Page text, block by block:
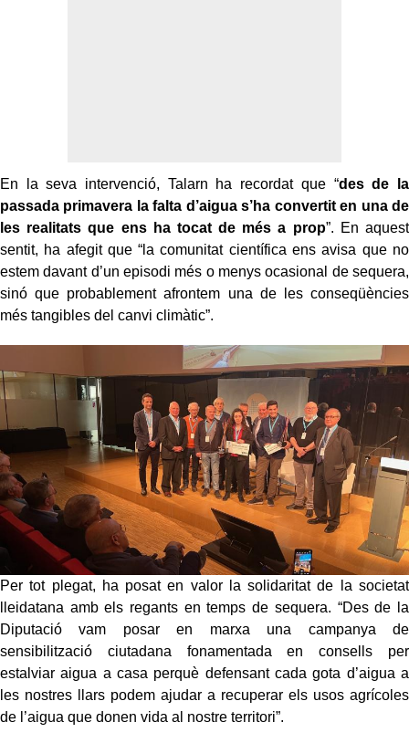
En la seva intervenció, Talarn ha recordat que “des de la
passada primavera la falta d’aigua s’ha convertit en una de
les realitats que ens ha tocat de més a prop”. En aquest
sentit, ha afegit que “la comunitat científica ens avisa que no
estem davant d’un episodi més o menys ocasional de sequera,
sinó que probablement afrontem una de les conseqüències
més tangibles del canvi climàtic”.
Per tot plegat, ha posat en valor la solidaritat de la societat
lleidatana amb els regants en temps de sequera. “Des de la
Diputació vam posar en marxa una campanya de
sensibilització ciutadana fonamentada en consells per
estalviar aigua a casa perquè defensant cada gota d’aigua a
les nostres llars podem ajudar a recuperar els usos agrícoles
de l’aigua que donen vida al nostre territori”.